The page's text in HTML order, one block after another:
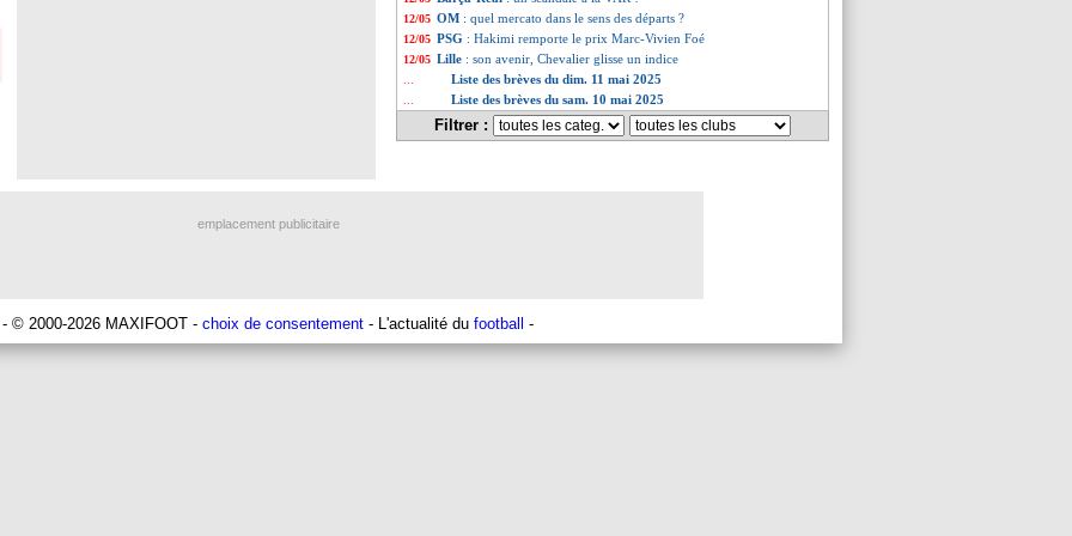
12/05 OM : quel mercato dans le sens des départs ?
12/05 PSG : Hakimi remporte le prix Marc-Vivien Foé
12/05 Lille : son avenir, Chevalier glisse un indice
Liste des brèves du dim. 11 mai 2025
Liste des brèves du sam. 10 mai 2025
Filtrer :
emplacement publicitaire
- © 2000-2026 MAXIFOOT - choix de consentement - L'actualité du football -